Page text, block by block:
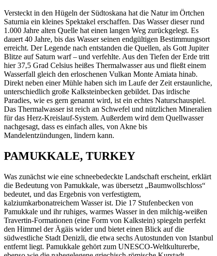
Versteckt in den Hügeln der Südtoskana hat die Natur im Örtchen
Saturnia ein kleines Spektakel erschaffen. Das Wasser dieser rund
1.000 Jahre alten Quelle hat einen langen Weg zurückgelegt. Es
dauert 40 Jahre, bis das Wasser seinen endgültigen Bestimmungsort
erreicht. Der Legende nach entstanden die Quellen, als Gott Jupiter
Blitze auf Saturn warf – und verfehlte. Aus den Tiefen der Erde tritt
hier 37,5 Grad Celsius heißes Thermalwasser aus und fließt einem
Wasserfall gleich den erloschenen Vulkan Monte Amiata hinab.
Direkt neben einer Mühle haben sich im Laufe der Zeit erstaunliche,
unterschiedlich große Kalksteinbecken gebildet. Das irdische
Paradies, wie es gern genannt wird, ist ein echtes Naturschauspiel.
Das Thermalwasser ist reich an Schwefel und nützlichen Mineralien
für das Herz-Kreislauf-System. Außerdem wird dem Quellwasser
nachgesagt, dass es einfach alles, von Akne bis
Mandelentzündungen, lindern kann.
PAMUKKALE, TURKEY
Was zunächst wie eine schneebedeckte Landschaft erscheint, erklärt
die Bedeutung von Pamukkale, was übersetzt „Baumwollschloss“
bedeutet, und das Ergebnis von verfestigtem,
kalziumkarbonatreichem Wasser ist. Die 17 Stufenbecken von
Pamukkale und ihr ruhiges, warmes Wasser in den milchig-weißen
Travertin-Formationen (eine Form von Kalkstein) spiegeln perfekt
den Himmel der Ägäis wider und bietet einen Blick auf die
südwestliche Stadt Denizli, die etwa sechs Autostunden von Istanbul
entfernt liegt. Pamukkale gehört zum UNESCO-Weltkulturerbe,